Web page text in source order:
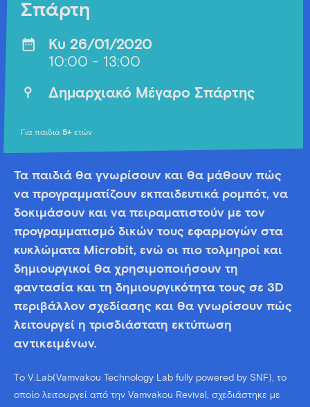
Σπάρτη
Κυ 26/01/2020
10:00 - 13:00
Δημαρχιακό Μέγαρο Σπάρτης
Για παιδιά 5+ ετών
Τα παιδιά θα γνωρίσουν και θα μάθουν πώς
να προγραμματίζουν εκπαιδευτικά ρομπότ, να
δοκιμάσουν και να πειραματιστούν με τον
προγραμματισμό δικών τους εφαρμογών στα
κυκλώματα Microbit, ενώ οι πιο τολμηροί και
δημιουργικοί θα χρησιμοποιήσουν τη
φαντασία και τη δημιουργικότητα τους σε 3D
περιβάλλον σχεδίασης και θα γνωρίσουν πώς
λειτουργεί η τρισδιάστατη εκτύπωση
αντικειμένων.
Tο V.Lab(Vamvakou Technology Lab fully powered by SNF), το
οποίο λειτουργεί από την Vamvakou Revival, σχεδιάστηκε με